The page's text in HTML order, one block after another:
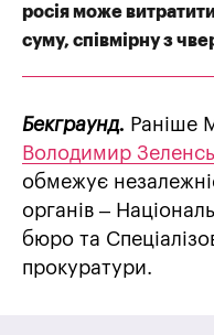
росія може
суму, співмірну з
Бекграунд. Раніше
Володимир
обмежує
органів –
бюро та
прокуратури.